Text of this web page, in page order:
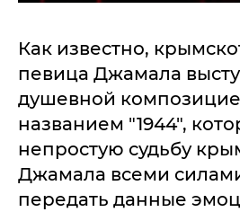
Как известно,
певица Джамала
душевной
названием "1944",
непростую судьбу
Джамала всеми
передать данные